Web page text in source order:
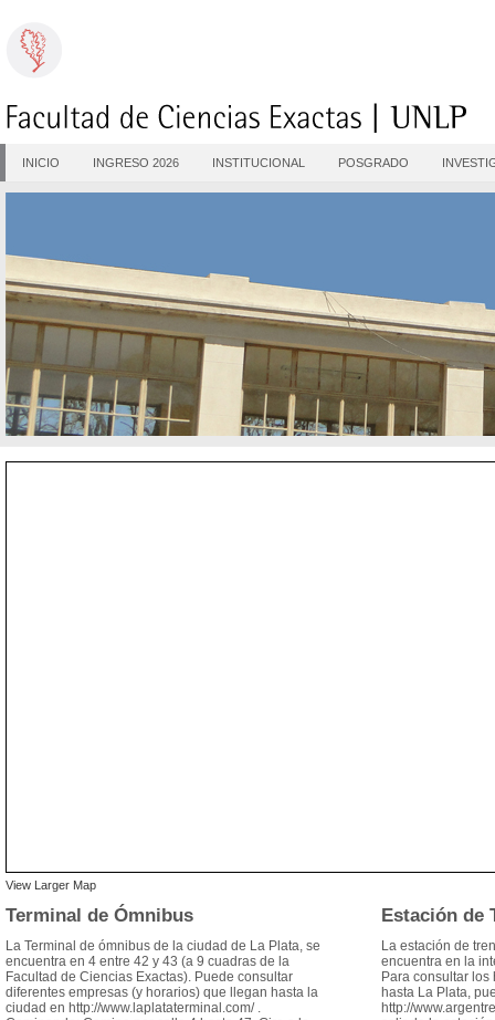
INICIO INGRESO 2026 INSTITUCIONAL POSGRADO
View Larger Map
Terminal de Ómnibus
La Terminal de ómnibus de la ciudad de La Plata, se
encuentra en 4 entre 42 y 43 (a 9 cuadras de la
Facultad de Ciencias Exactas). Puede consultar
diferentes empresas (y horarios) que llegan hasta la
ciudad en http://www.laplataterminal.com/ .
Estación de
La estación de
encuentra en la
Para consultar los
hasta La Plata,
http://